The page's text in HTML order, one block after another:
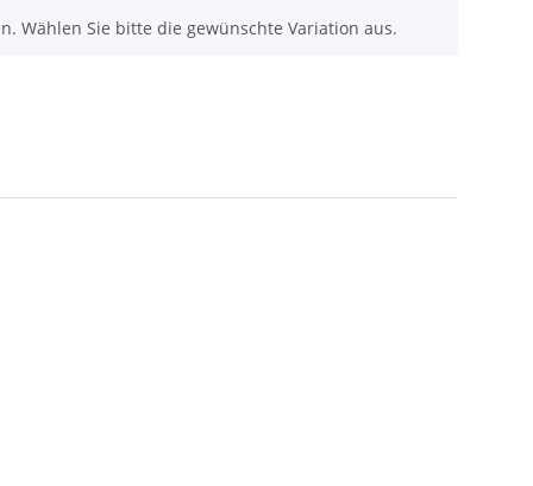
Wählen Sie bitte die gewünschte Variation aus.